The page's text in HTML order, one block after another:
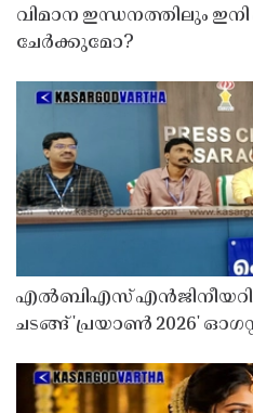
വിമാന ഇന്ധനത്തിലും
ചേർക്കുമോ?
എൽബിഎസ്
ചടങ്ങ് 'പ്രയാൺ 2026'